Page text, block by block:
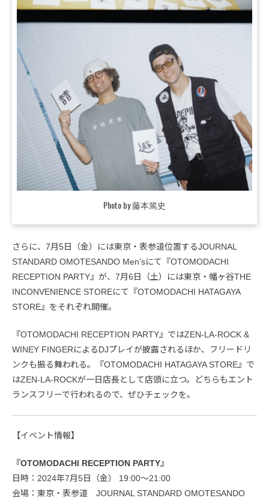
Photo by 藤本篤史
さらに、7月5日（金）には東京・表参道位置するJOURNAL
STANDARD OMOTESANDO Men’sにて『OTOMODACHI
RECEPTION PARTY』が、7月6日（土）には東京・幡ヶ谷THE
INCONVENIENCE STOREにて『OTOMODACHI HATAGAYA
STORE』をそれぞれ開催。
『OTOMODACHI RECEPTION PARTY』ではZEN-LA-ROCK &
WINEY FINGERによるDJプレイが披露されるほか、フリードリ
ンクも振る舞われる。『OTOMODACHI HATAGAYA STORE』で
はZEN-LA-ROCKが一日店長として店頭に立つ。どちらもエント
ランスフリーで行われるので、ぜひチェックを。
【イベント情報】
『OTOMODACHI RECEPTION PARTY』
日時：2024年7月5日（金） 19:00〜21:00
会場：東京・表参道 JOURNAL STANDARD OMOTESANDO